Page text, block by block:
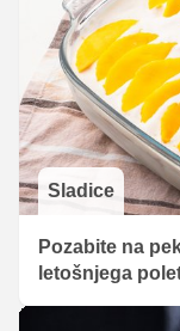
Sladice
Pozabite na
letošnjega